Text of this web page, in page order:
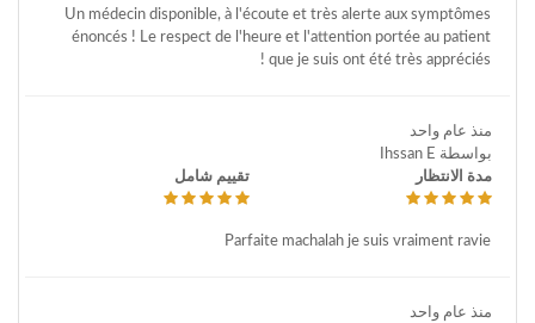
Un médecin disponible, à l'écoute et très alerte aux symptômes
énoncés ! Le respect de l'heure et l'attention portée au patient
que je suis ont été très appréciés !
منذ عام واحد
بواسطة Ihssan E
مدة الانتظار
تقييم شامل
Parfaite machalah je suis vraiment ravie
منذ عام واحد